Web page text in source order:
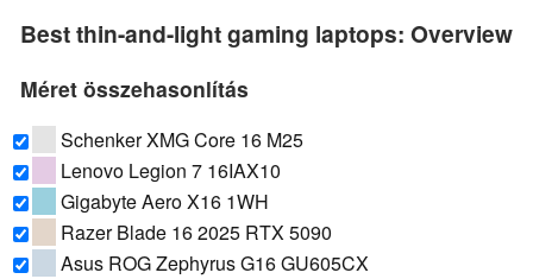
Best thin-and-light gaming laptops: Overview
Méret összehasonlítás
Schenker XMG Core 16 M25
Lenovo Legion 7 16IAX10
Gigabyte Aero X16 1WH
Razer Blade 16 2025 RTX 5090
Asus ROG Zephyrus G16 GU605CX